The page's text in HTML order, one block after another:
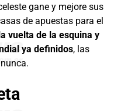
gane y mejore sus
de apuestas para el
vuelta de la esquina y
ya definidos, las